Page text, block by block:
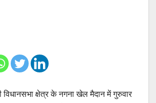
विधानसभा क्षेत्र के नगना खेल मैदान में गुरुवार